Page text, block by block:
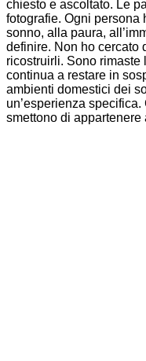
chiesto e ascoltato. Le
fotografie. Ogni persona
sonno, alla paura,
definire. Non ho cercato
ricostruirli. Sono
continua a restare in
ambienti domestici dei
un’esperienza
smettono di appartenere